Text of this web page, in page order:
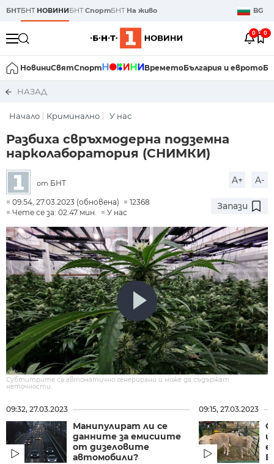
БНТБНТ НОВИНИБНТСпортБНТ На живо BG
0 0
НовиниСвятСпорт ВреметоБългария и еврото
НАЗАД
Начало Криминално У нас
Разбиха свръхмодерна подземна
нарколаборатория (СНИМКИ)
от БНТ A+ A-
09:54, 27.03.2023 (обновена)
12368
Чете се за: 02:47 мин.
У нас
Запази
Субтитрите са автоматично генерирани и може да съдържат
неточности.
09:32, 27.03.2023
Манипулират ли се
данните за емисиите
от дизеловите
автомобили?
09:15, 27.03.2023
и
е